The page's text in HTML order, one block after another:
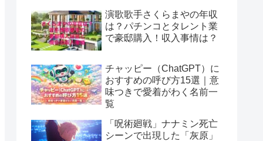
演歌歌手さくらまやの年収
は？パチンコとタレント業
で豪邸購入！収入事情は？
チャッピー（ChatGPT）に
おすすめの呼び方15選｜意
味つきで愛着がわく名前一
覧
「呪術廻戦」ナナミン死亡
シーンで出現した「灰原」